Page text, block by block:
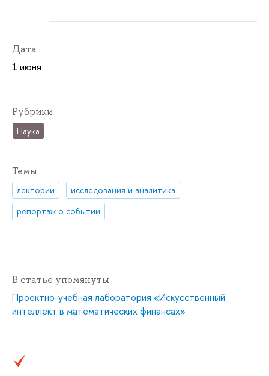
Дата
1 июня
Рубрики
Наука
Темы
лектории
исследования и аналитика
репортаж о событии
В статье упомянуты
Проектно-учебная лаборатория «Искусственный
интеллект в математических финансах»